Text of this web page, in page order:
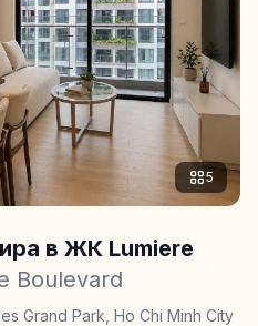
5
в ЖК Lumiere
Boulevard
Grand Park, Ho Chi Minh City